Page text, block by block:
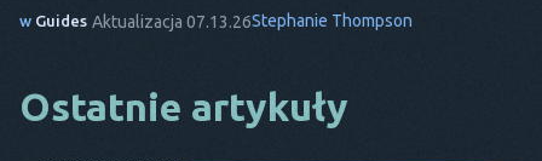
TO
NL
w Guides Aktualizacja 07.13.26Stephanie Thompson
Ostatnie artykuły